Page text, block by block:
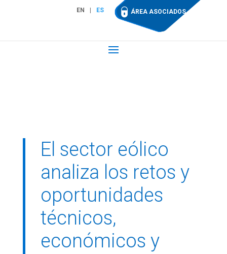
EN ES ÁREA ASOCIADOS
El sector eólico
analiza los retos y
oportunidades
técnicos,
económicos y